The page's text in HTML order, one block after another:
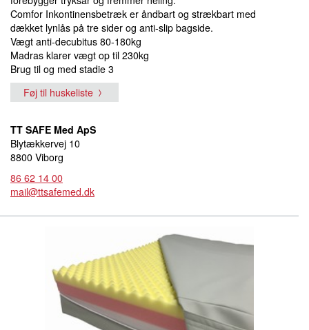
Comfor Inkontinensbetræk er åndbart og strækbart med
dækket lynlås på tre sider og anti-slip bagside.
Vægt anti-decubitus 80-180kg
Madras klarer vægt op til 230kg
Brug til og med stadie 3
Føj til huskeliste
TT SAFE Med ApS
Blytækkervej 10
8800 Viborg
86 62 14 00
mail@ttsafemed.dk